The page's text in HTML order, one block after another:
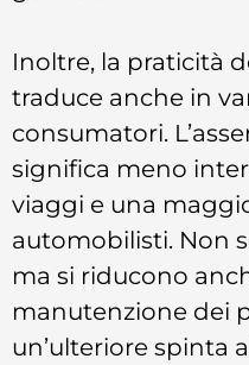
Inoltre, la praticità
traduce anche in
consumatori.
significa meno
viaggi e una
automobilisti. Non
ma si riducono
manutenzione dei
un’ulteriore spinta